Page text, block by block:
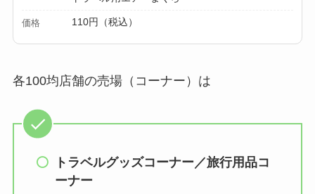
価格 110円（税込）
各100均店舗の売場（コーナー）は
トラベルグッズコーナー／旅行用品コ
ーナー